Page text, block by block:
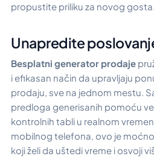
propustite priliku za novog gosta.
Unapredite
Besplatni generator prodaje
i efikasan način da upravljaju
prodaju, sve na jednom mestu.
predloga generisanih pomoću
kontrolnih tabli u realnom
mobilnog telefona, ovo je
koji želi da uštedi vreme i osvoji